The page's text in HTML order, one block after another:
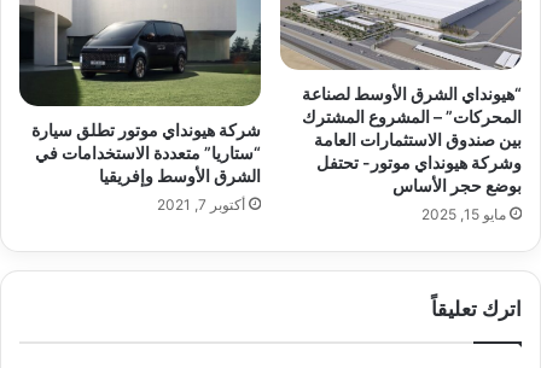
“هيونداي الشرق الأوسط لصناعة
المحركات” – المشروع المشترك
بين صندوق الاستثمارات العامة
وشركة هيونداي موتور- تحتفل
بوضع حجر الأساس
مايو 15, 2025
شركة هيونداي موتور تطلق سيارة
“ستاريا” متعددة الاستخدامات في
الشرق الأوسط وإفريقيا
أكتوبر 7, 2021
اترك تعليقاً